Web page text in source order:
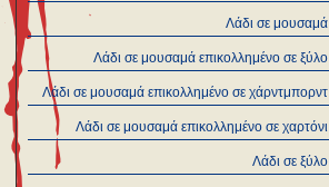
Λάδι σε μουσαμά
Λάδι σε μουσαμά επικολλημένο σε ξύλο
Λάδι σε μουσαμά επικολλημένο σε χάρντμπορντ
Λάδι σε μουσαμά επικολλημένο σε χαρτόνι
Λάδι σε ξύλο